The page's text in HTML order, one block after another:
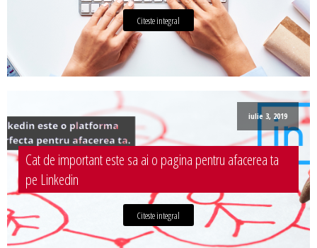
Citeste integral
iulie 3, 2019
Cat de important este sa ai o pagina pentru afacerea ta
pe Linkedin
Citeste integral